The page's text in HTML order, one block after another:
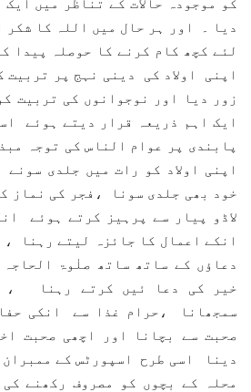
دیا ۔ اور ہر حال میں اللہ کا شکر
لئے کچھ کام کرنے کا حوصلہ پیدا
اپنی اولاد کی دینی نہج پر تربیت
زور دیا اور نوجوانوں کی تربیت
ایک اہم ذریعہ قرار دیتے ہوئے
پابندی پر عوام الناس کی توجہ
اپنی اولاد کو رات میں جلدی
خود بھی جلدی سونا ،فجر کی نماز
لاڈو پیار سے پرہیز کرتے ہوئے
انکے اعمال کا جائزہ لیتے رہنا
دعاؤں کے ساتھ ساتھ صلٰوۃ
خیر کی دعا ئیں کرتے رہنا ،
سمجھانا ،حرام غذا سے انکی
صحبت سے بچانا اور اچھی صحبت
دینا اسی طرح اسپورٹس کے ممبران
محلہ کے بچوں کو مصروف رکھنے